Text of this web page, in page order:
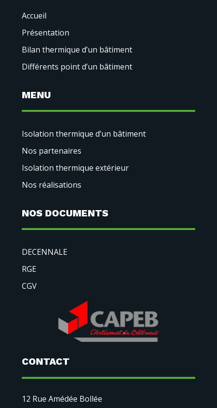
Accueil
Présentation
Bilan thermique d’un bâtiment
Différents point d’un bâtiment
MENU
Isolation thermique d’un bâtiment
Nos partenaires
Isolation thermique extérieur
Nos réalisations
NOS DOCUMENTS
DECENNALE
RGE
CGV
CONTACT
12 Rue Amédée Bollée